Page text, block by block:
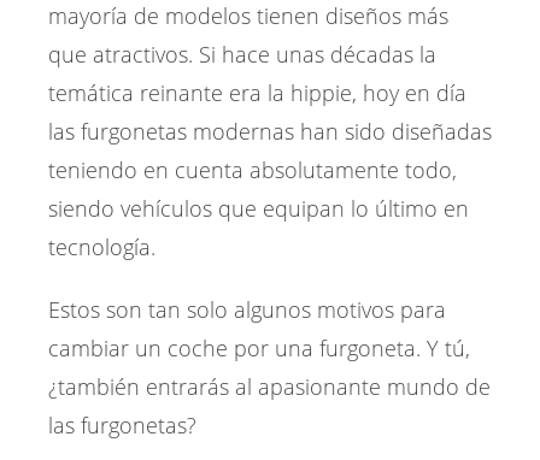
mayoría de modelos tienen diseños más
que atractivos. Si hace unas décadas la
temática reinante era la hippie, hoy en día
las furgonetas modernas han sido diseñadas
teniendo en cuenta absolutamente todo,
siendo vehículos que equipan lo último en
tecnología.
Estos son tan solo algunos motivos para
cambiar un coche por una furgoneta. Y tú,
¿también entrarás al apasionante mundo de
las furgonetas?